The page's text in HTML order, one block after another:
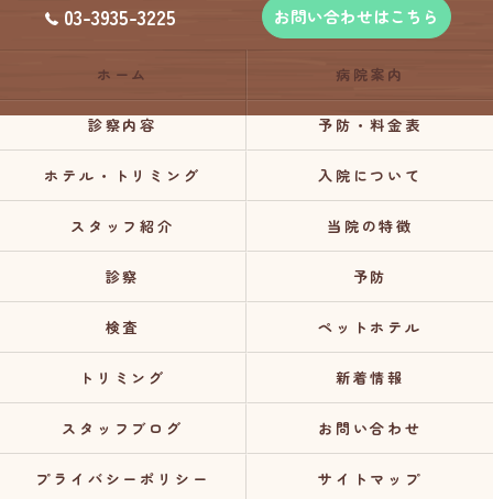
03-3935-3225 お問い合わせはこちら
ホーム 病院案内
診察内容 予防・料金表
ホテル・トリミング 入院について
スタッフ紹介 当院の特徴
診察 予防
検査 ペットホテル
トリミング 新着情報
スタッフブログ お問い合わせ
プライバシーポリシー サイトマップ